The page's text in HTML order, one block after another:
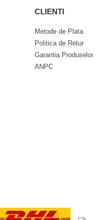
CLIENTI
Metode de Plata
Politica de Retur
Garantia Produselor
ANPC